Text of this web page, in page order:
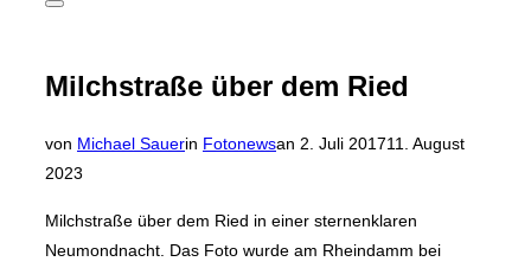
Seitenleiste
Milchstraße über dem Ried
von Michael Sauerin Fotonewsan Veröffentlicht
2. Juli 201711. August
2023
Milchstraße über dem Ried in einer sternenklaren
Neumondnacht. Das Foto wurde am Rheindamm bei